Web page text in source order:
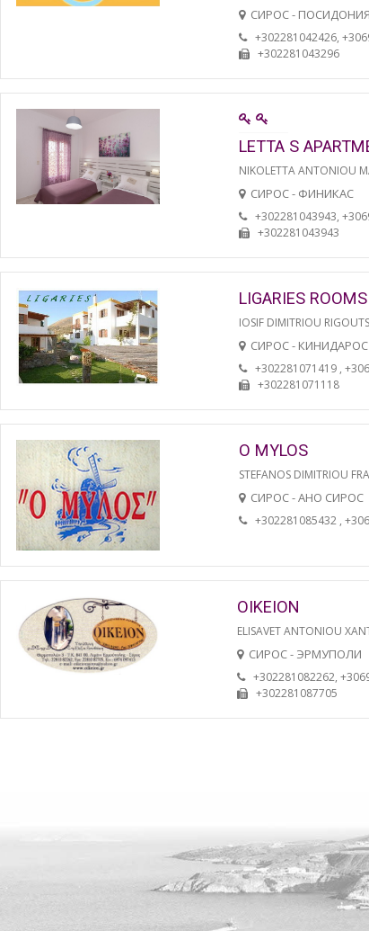
СИРОС - ПОСИДОНИЯ
+302281042426,
+302281043296
LETTA S
NIKOLETTA ANTONIOU
СИРОС - ФИНИКАС
+302281043943,
+302281043943
LIGARIES ROOMS
IOSIF DIMITRIOU
СИРОС - КИНИДАРОС
+302281071419 ,
+302281071118
O MYLOS
STEFANOS DIMITRIOU
СИРОС - АНО СИРОС
+302281085432 ,
OIKEION
ELISAVET ANTONIOU
СИРОС - ЭРМУПОЛИ
+302281082262,
+302281087705